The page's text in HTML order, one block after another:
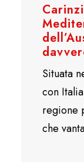
Situata
con
regione
che